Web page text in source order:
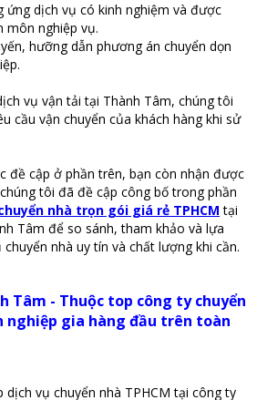
ứng dịch vụ có kinh nghiệm và được
môn nghiệp vụ.
hưỡng dẫn phương án chuyển dọn
vụ vận tải tại Thành Tâm, chúng tôi
cầu vận chuyển của khách hàng khi sử
đề cập ở phần trên, bạn còn nhận được
tôi đã đề cập công bố trong phần
nhà trọn gói giá rẻ TPHCM tại
Tâm để so sánh, tham khảo và lựa
nhà uy tín và chất lượng khi cần.
Tâm - Thuộc top công ty chuyển
nghiệp gia hàng đầu trên toàn
dịch vụ chuyển nhà TPHCM tại công ty